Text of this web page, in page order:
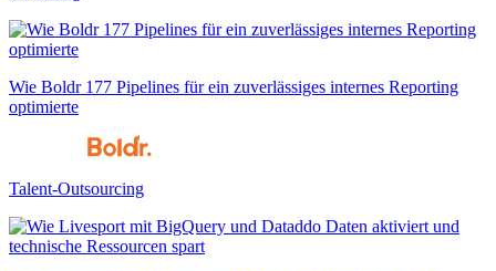
Wie Boldr 177 Pipelines für ein zuverlässiges internes Reporting
optimierte
Talent-Outsourcing